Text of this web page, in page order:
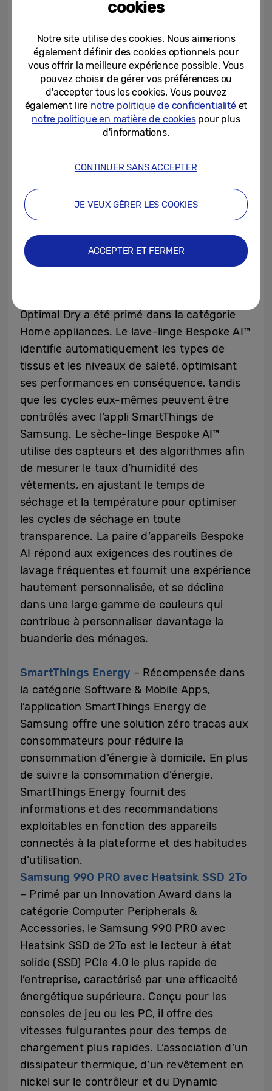
éléments numériques essentiels en un seul
de clés numériques, de cartes de voyage,
de permis de conduire ou de cartes
d’étudiant. Grâce à l’intégration de
plateformes, telles que SmartThings et
Samsung Knox, le programme offre une
interface sécurisée et raffinée, et un accès
articles numériques importants.
Bespoke AI Laundry
– Les produits Bespoke
AI Laundry de Samsung ont été honorés
technologies d’IA intégrées. Le lave-linge
Bespoke AI™ avec AI OptiWash™ a été
Optimal Dry a été primé dans la catégorie
Home appliances. Le lave-linge Bespoke AI™
identifie automatiquement les types de
tissus et les niveaux de saleté, optimisant
ses performances en conséquence, tandis
que les cycles eux-mêmes peuvent être
contrôlés avec l’appli SmartThings de
Samsung. Le sèche-linge Bespoke AI™
utilise des capteurs et des algorithmes afin
de mesurer le taux d’humidité des
vêtements, en ajustant le temps de
séchage et la température pour optimiser
les cycles de séchage en toute
transparence. La paire d’appareils Bespoke
AI répond aux exigences des routines de
lavage fréquentes et fournit une expérience
hautement personnalisée, et se décline
dans une large gamme de couleurs qui
contribue à personnaliser davantage la
buanderie des ménages.
SmartThings Energy – Récompensée dans
la catégorie Software & Mobile Apps,
l’application SmartThings Energy de
Samsung offre une solution zéro tracas aux
consommateurs pour réduire la
consommation d’énergie à domicile. En plus
de suivre la consommation d’énergie,
SmartThings Energy fournit des
informations et des recommandations
exploitables en fonction des appareils
connectés à la plateforme et des habitudes
d’utilisation.
Samsung 990 PRO avec Heatsink SSD 2To
– Primé par un Innovation Award dans la
catégorie Computer Peripherals &
Accessories, le Samsung 990 PRO avec
Heatsink SSD de 2To est le lecteur à état
solide (SSD) PCIe 4.0 le plus rapide de
l’entreprise, caractérisé par une efficacité
énergétique supérieure. Conçu pour les
consoles de jeu ou les PC, il offre des
vitesses fulgurantes pour des temps de
chargement plus rapides. L’association d’un
dissipateur thermique, d’un revêtement en
nickel sur le contrôleur et du Dynamic
cookies
Notre site utilise des cookies. Nous aimerions
également définir des cookies optionnels pour
vous offrir la meilleure expérience possible. Vous
pouvez choisir de gérer vos préférences ou
d'accepter tous les cookies. Vous pouvez
également lire notre politique de confidentialitéet
notre politique en matière de cookiespour plus
d'informations.
CONTINUER SANS ACCEPTER
JE VEUX GÉRER LES COOKIES
ACCEPTER ET FERMER